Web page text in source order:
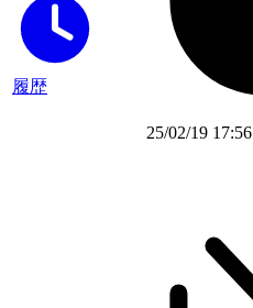
履歴
25/02/19 17:56